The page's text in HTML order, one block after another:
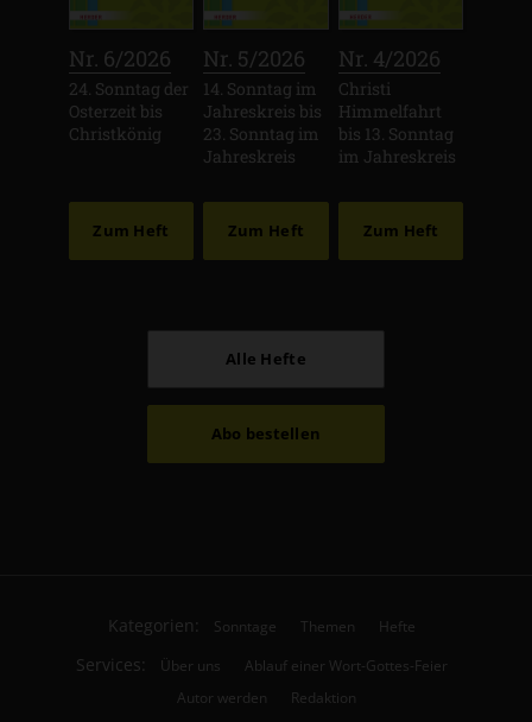
Nr. 6/2026
24. Sonntag der
Osterzeit bis
Christkönig
Zum Heft
Nr. 5/2026
14. Sonntag im
Jahreskreis bis
23. Sonntag im
Jahreskreis
Zum Heft
Nr. 4/2026
Christi
Himmelfahrt
bis 13. Sonntag
im Jahreskreis
Zum Heft
Alle Hefte
Abo bestellen
Kategorien: Sonntage Themen Hefte
Services: Über uns
Ablauf einer Wort-Gottes-Feier
Autor werden
Redaktion